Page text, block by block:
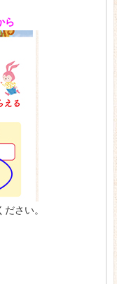
ら
さい。